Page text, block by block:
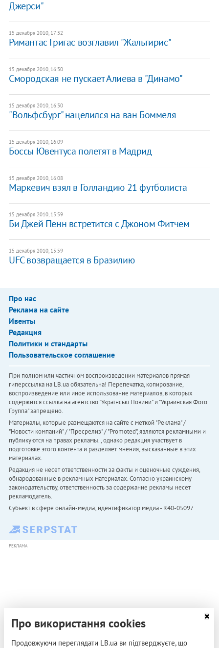
Джерси"
15 декабря 2010, 17:32
Римантас Григас возглавил "Жальгирис"
15 декабря 2010, 16:30
Смородская не пускает Алиева в "Динамо"
15 декабря 2010, 16:30
"Вольфсбург" нацелился на ван Боммеля
15 декабря 2010, 16:09
Боссы Ювентуса полетят в Мадрид
15 декабря 2010, 16:08
Маркевич взял в Голландию 21 футболиста
15 декабря 2010, 15:59
Би Джей Пенн встретится с Джоном Фитчем
15 декабря 2010, 15:59
UFC возвращается в Бразилию
Про нас
Реклама на сайте
Ивенты
Редакция
Политики и стандарты
Пользовательское соглашение
При полном или частичном воспроизведении материалов прямая
гиперссылка на LB.ua обязательна! Перепечатка, копирование,
воспроизведение или иное использование материалов, в которых
содержится ссылка на агентство "Українськi Новини" и "Украинская Фото
Группа" запрещено.
Материалы, которые размещаются на сайте с меткой "Реклама" /
"Новости компаний" / "Пресрелиз" / "Promoted", являются рекламными и
публикуются на правах рекламы. , однако редакция участвует в
подготовке этого контента и разделяет мнения, высказанные в этих
материалах.
Редакция не несет ответственности за факты и оценочные суждения,
обнародованные в рекламных материалах. Согласно украинскому
законодательству, ответственность за содержание рекламы несет
рекламодатель.
Субъект в сфере онлайн-медиа; идентификатор медиа - R40-05097
РЕКЛАМА
Про використання cookies
Продовжуючи переглядати LB.ua ви підтверджуєте, що